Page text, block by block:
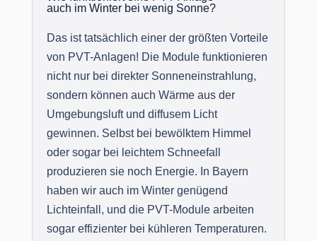
auch im Winter bei wenig Sonne?
Das ist tatsächlich einer der größten Vorteile
von PVT-Anlagen! Die Module funktionieren
nicht nur bei direkter Sonneneinstrahlung,
sondern können auch Wärme aus der
Umgebungsluft und diffusem Licht
gewinnen. Selbst bei bewölktem Himmel
oder sogar bei leichtem Schneefall
produzieren sie noch Energie. In Bayern
haben wir auch im Winter genügend
Lichteinfall, und die PVT-Module arbeiten
sogar effizienter bei kühleren Temperaturen.